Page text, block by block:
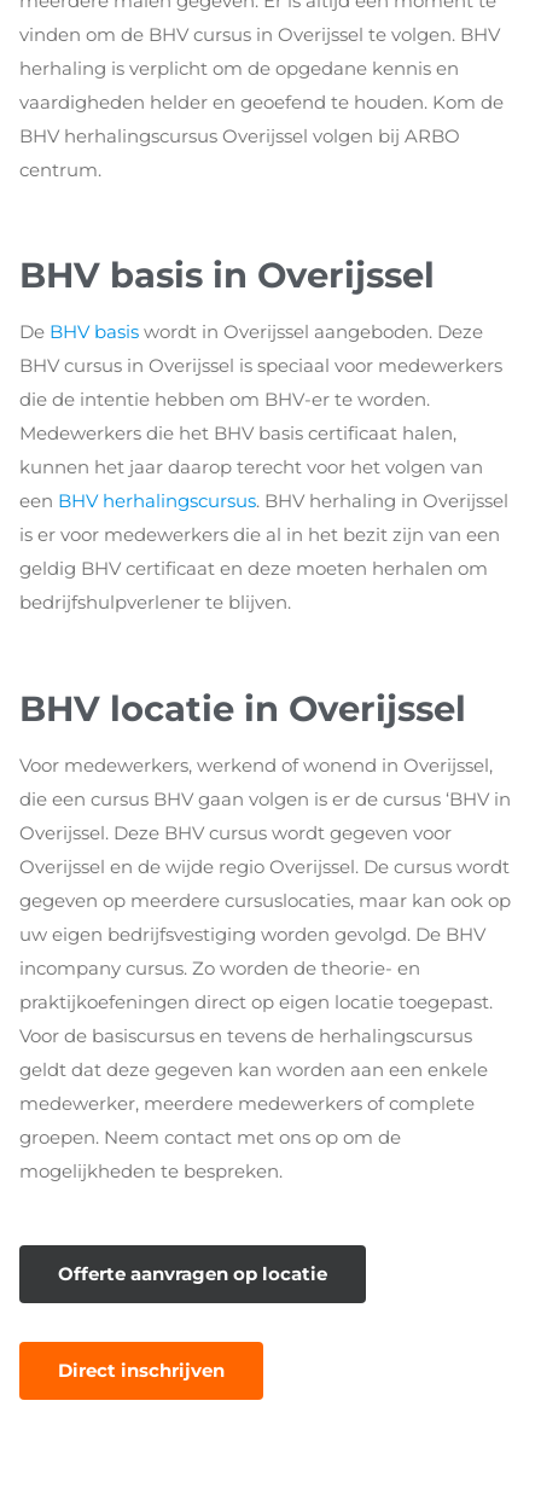
vinden om de BHV cursus in Overijssel te volgen. BHV
herhaling is verplicht om de opgedane kennis en
vaardigheden helder en geoefend te houden. Kom de
BHV herhalingscursus Overijssel volgen bij ARBO
centrum.
BHV basis in Overijssel
De BHV basis wordt in Overijssel aangeboden. Deze
BHV cursus in Overijssel is speciaal voor medewerkers
die de intentie hebben om BHV-er te worden.
Medewerkers die het BHV basis certificaat halen,
kunnen het jaar daarop terecht voor het volgen van
een BHV herhalingscursus. BHV herhaling in Overijssel
is er voor medewerkers die al in het bezit zijn van een
geldig BHV certificaat en deze moeten herhalen om
bedrijfshulpverlener te blijven.
BHV locatie in Overijssel
Voor medewerkers, werkend of wonend in Overijssel,
die een cursus BHV gaan volgen is er de cursus ‘BHV in
Overijssel. Deze BHV cursus wordt gegeven voor
Overijssel en de wijde regio Overijssel. De cursus wordt
gegeven op meerdere cursuslocaties, maar kan ook op
uw eigen bedrijfsvestiging worden gevolgd. De BHV
incompany cursus. Zo worden de theorie- en
praktijkoefeningen direct op eigen locatie toegepast.
Voor de basiscursus en tevens de herhalingscursus
geldt dat deze gegeven kan worden aan een enkele
medewerker, meerdere medewerkers of complete
groepen. Neem contact met ons op om de
mogelijkheden te bespreken.
Offerte aanvragen op locatie
Direct inschrijven